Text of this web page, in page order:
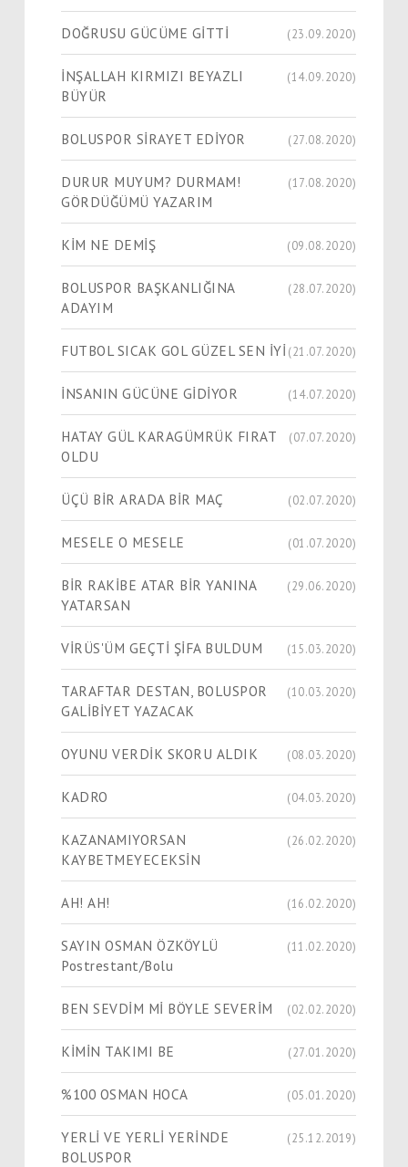
DOĞRUSU GÜCÜME GİTTİ (23.09.2020)
İNŞALLAH KIRMIZI BEYAZLI
BÜYÜR
(14.09.2020)
BOLUSPOR SİRAYET EDİYOR (27.08.2020)
DURUR MUYUM? DURMAM!
GÖRDÜĞÜMÜ YAZARIM
(17.08.2020)
KİM NE DEMİŞ (09.08.2020)
BOLUSPOR BAŞKANLIĞINA
ADAYIM
(28.07.2020)
FUTBOL SICAK GOL GÜZEL SEN İYİ (21.07.2020)
İNSANIN GÜCÜNE GİDİYOR (14.07.2020)
HATAY GÜL KARAGÜMRÜK FIRAT
OLDU
(07.07.2020)
ÜÇÜ BİR ARADA BİR MAÇ (02.07.2020)
MESELE O MESELE (01.07.2020)
BİR RAKİBE ATAR BİR YANINA
YATARSAN
(29.06.2020)
VİRÜS'ÜM GEÇTİ ŞİFA BULDUM (15.03.2020)
TARAFTAR DESTAN, BOLUSPOR
GALİBİYET YAZACAK
(10.03.2020)
OYUNU VERDİK SKORU ALDIK (08.03.2020)
KADRO (04.03.2020)
KAZANAMIYORSAN
KAYBETMEYECEKSİN
(26.02.2020)
AH! AH! (16.02.2020)
SAYIN OSMAN ÖZKÖYLÜ
Postrestant/Bolu
(11.02.2020)
BEN SEVDİM Mİ BÖYLE SEVERİM (02.02.2020)
KİMİN TAKIMI BE (27.01.2020)
%100 OSMAN HOCA (05.01.2020)
YERLİ VE YERLİ YERİNDE
BOLUSPOR
(25.12.2019)